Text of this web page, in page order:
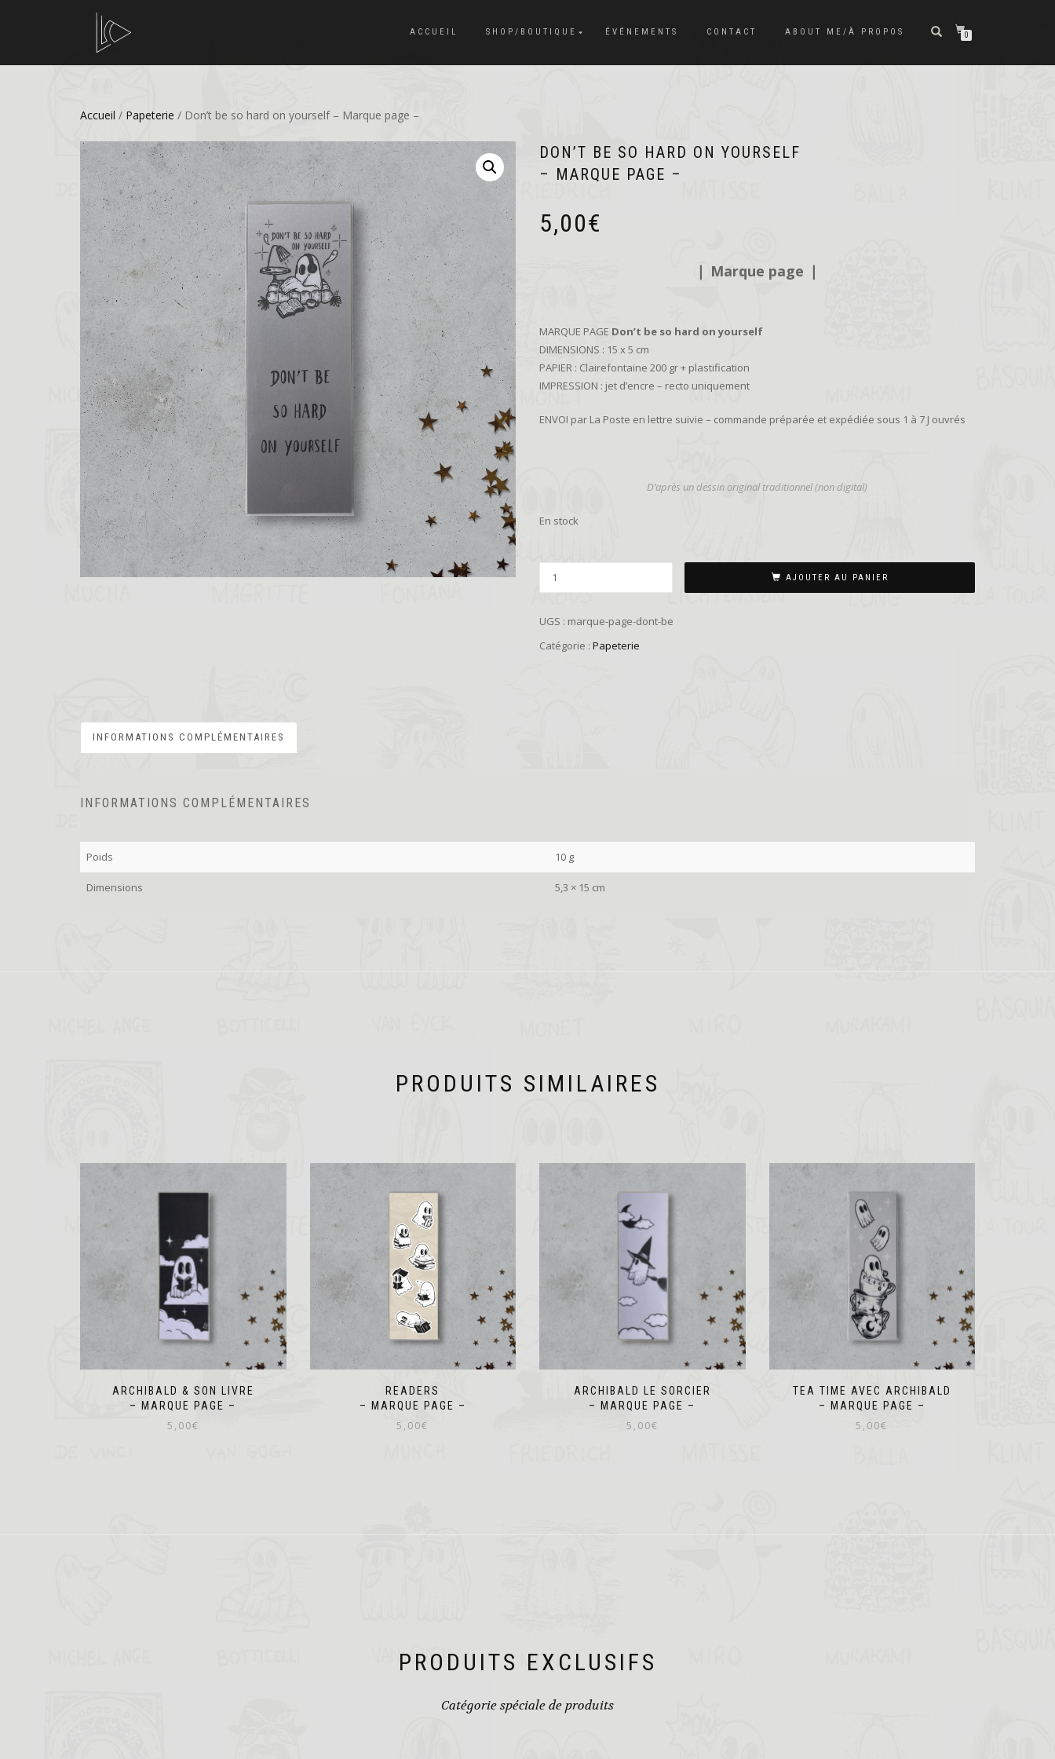
ACCUEIL SHOP/BOUTIQUE ÉVÉNEMENTS CONTACT ABOUT ME/À PROPOS 0
Accueil / Papeterie / Don’t be so hard on yourself – Marque page –
DON’T BE SO HARD ON YOURSELF
– MARQUE PAGE –
5,00€
❘ Marque page ❘
MARQUE PAGE Don’t be so hard on yourself
DIMENSIONS : 15 x 5 cm
PAPIER : Clairefontaine 200 gr + plastification
IMPRESSION : jet d’encre – recto uniquement
ENVOI par La Poste en lettre suivie – commande préparée et expédiée sous 1 à 7 J ouvrés
D’après un dessin original traditionnel (non digital)
En stock
AJOUTER AU PANIER
UGS : marque-page-dont-be
Catégorie : Papeterie
INFORMATIONS COMPLÉMENTAIRES
INFORMATIONS COMPLÉMENTAIRES
Poids 10 g
Dimensions 5,3 × 15 cm
PRODUITS SIMILAIRES
ARCHIBALD & SON LIVRE
– MARQUE PAGE –
5,00€
READERS
– MARQUE PAGE –
5,00€
ARCHIBALD LE SORCIER
– MARQUE PAGE –
5,00€
TEA TIME AVEC ARCHIBALD
– MARQUE PAGE –
5,00€
PRODUITS EXCLUSIFS
Catégorie spéciale de produits